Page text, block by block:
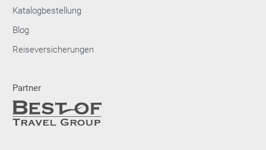
Katalogbestellung
Blog
Reiseversicherungen
Partner